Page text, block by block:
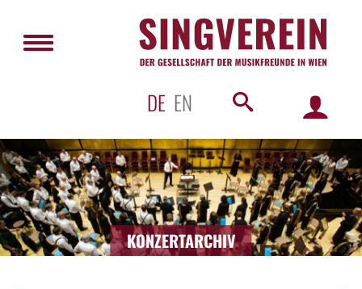
DE EN
KONZERTARCHIV